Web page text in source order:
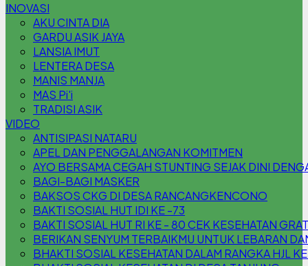
INOVASI
AKU CINTA DIA
GARDU ASIK JAYA
LANSIA IMUT
LENTERA DESA
MANIS MANJA
MAS Pi'i
TRADISI ASIK
VIDEO
ANTISIPASI NATARU
APEL DAN PENGGALANGAN KOMITMEN
AYO BERSAMA CEGAH STUNTING SEJAK DINI
BAGI-BAGI MASKER
BAKSOS CKG DI DESA RANCANGKENCONO
BAKTI SOSIAL HUT IDI KE -73
BAKTI SOSIAL HUT RI KE - 80 CEK KESEHATAN
BERIKAN SENYUM TERBAIKMU UNTUK LEBARAN
BHAKTI SOSIAL KESEHATAN DALAM RANGKA HJL